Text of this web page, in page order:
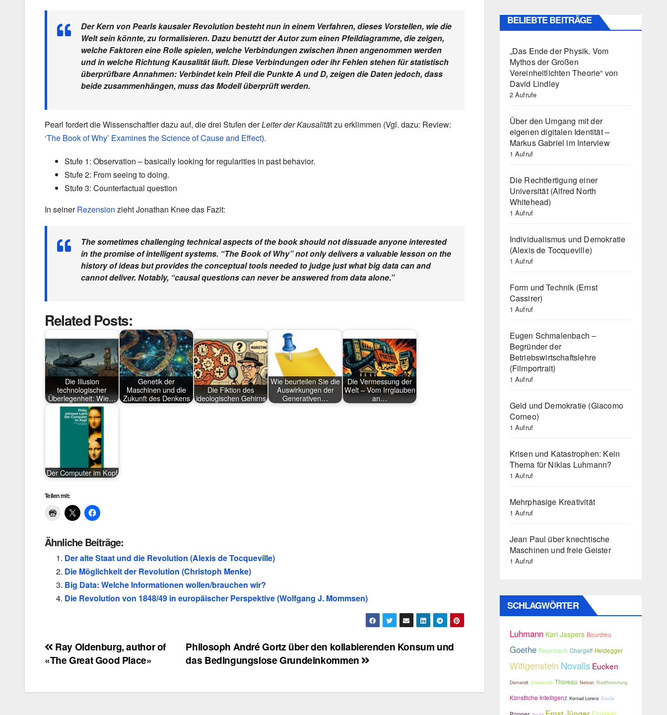
Der Kern von Pearls kausaler Revolution besteht nun in einem Verfahren, dieses Vorstellen, wie die
Welt sein könnte, zu formalisieren. Dazu benutzt der Autor zum einen Pfeildiagramme, die zeigen,
welche Faktoren eine Rolle spielen, welche Verbindungen zwischen ihnen angenommen werden
und in welche Richtung Kausalität läuft. Diese Verbindungen oder ihr Fehlen stehen für statistisch
überprüfbare Annahmen: Verbindet kein Pfeil die Punkte A und D, zeigen die Daten jedoch, dass
beide zusammenhängen, muss das Modell überprüft werden.
Pearl fordert die Wissenschaftler dazu auf, die drei Stufen derLeiter der Kausalität zu erklimmen (Vgl. dazu: Review:
‘The Book of Why’ Examines the Science of Cause and Effect).
Stufe 1: Observation – basically looking for regularities in past behavior.
Stufe 2: From seeing to doing.
Stufe 3: Counterfactual question
In seinerRezension zieht Jonathan Knee das Fazit:
The sometimes challenging technical aspects of the book should not dissuade anyone interested
in the promise of intelligent systems. “The Book of Why” not only delivers a valuable lesson on the
history of ideas but provides the conceptual tools needed to judge just what big data can and
cannot deliver. Notably, “causal questions can never be answered from data alone.”
Related Posts:
Die Illusion
technologischer
Überlegenheit: Wie…
Genetik der
Maschinen und die
Zukunft des Denkens
Die Fiktion des
ideologischen Gehirns
Wie beurteilen Sie die
Auswirkungen der
Generativen…
Die Vermessung der
Welt – Vom Irrglauben
an…
Der Computer im Kopf
Teilen mit:
Ähnliche Beiträge:
Der alte Staat und die Revolution (Alexis de Tocqueville)
Die Möglichkeit der Revolution (Christoph Menke)
Big Data: Welche Informationen wollen/brauchen wir?
Die Revolution von 1848/49 in europäischer Perspektive (Wolfgang J. Mommsen)
Beitragsnavigation
Philosoph André Gortz über den kollabierenden Konsum und
das Bedingungslose Grundeinkommen
Ray Oldenburg, author of
«The Great Good Place»
BELIEBTE BEITRÄGE
„Das Ende der Physik. Vom
Mythos der Großen
Vereinheitlichten Theorie“ von
David Lindley
2 Aufrufe
Über den Umgang mit der
eigenen digitalen Identität –
Markus Gabriel im Interview
1 Aufruf
Die Rechtfertigung einer
Universität (Alfred North
Whitehead)
1 Aufruf
Individualismus und Demokratie
(Alexis de Tocqueville)
1 Aufruf
Form und Technik (Ernst
Cassirer)
1 Aufruf
Eugen Schmalenbach –
Begründer der
Betriebswirtschaftslehre
(Filmportrait)
1 Aufruf
Geld und Demokratie (Giacomo
Corneo)
1 Aufruf
Krisen und Katastrophen: Kein
Thema für Niklas Luhmann?
1 Aufruf
Mehrphasige Kreativität
1 Aufruf
Jean Paul über knechtische
Maschinen und freie Geister
1 Aufruf
SCHLAGWÖRTER
Luhmann Karl Jaspers Bourdieu
Goethe Feuerbach Chargaff Heidegger
Wittgenstein Novalis Eucken
Demandt Universität Thoreau Nelson Stadtforschung
Künstliche Intelligenz Konrad Lorenz Davilá
Ernst Jünger